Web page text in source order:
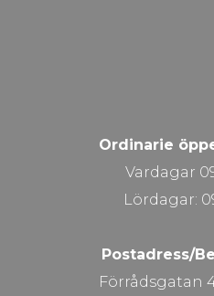
Ordinarie
Vardagar
Lördagar:
Postadress/
Förrådsgatan